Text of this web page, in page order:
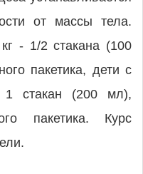
от массы тела.
- 1/2 стакана (100
пакетика, дети с
стакан (200 мл),
пакетика. Курс